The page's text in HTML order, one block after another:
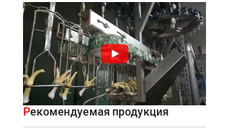
Рекомендуемая продукция